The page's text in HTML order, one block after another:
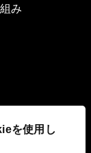
を使用し
み